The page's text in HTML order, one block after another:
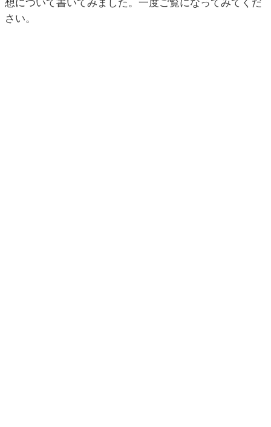
想について書いてみました。一度ご覧になってみてくだ
さい。